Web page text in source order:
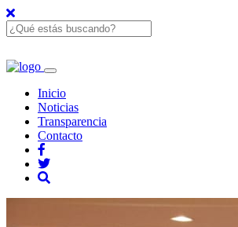
Inicio
Noticias
Transparencia
Contacto